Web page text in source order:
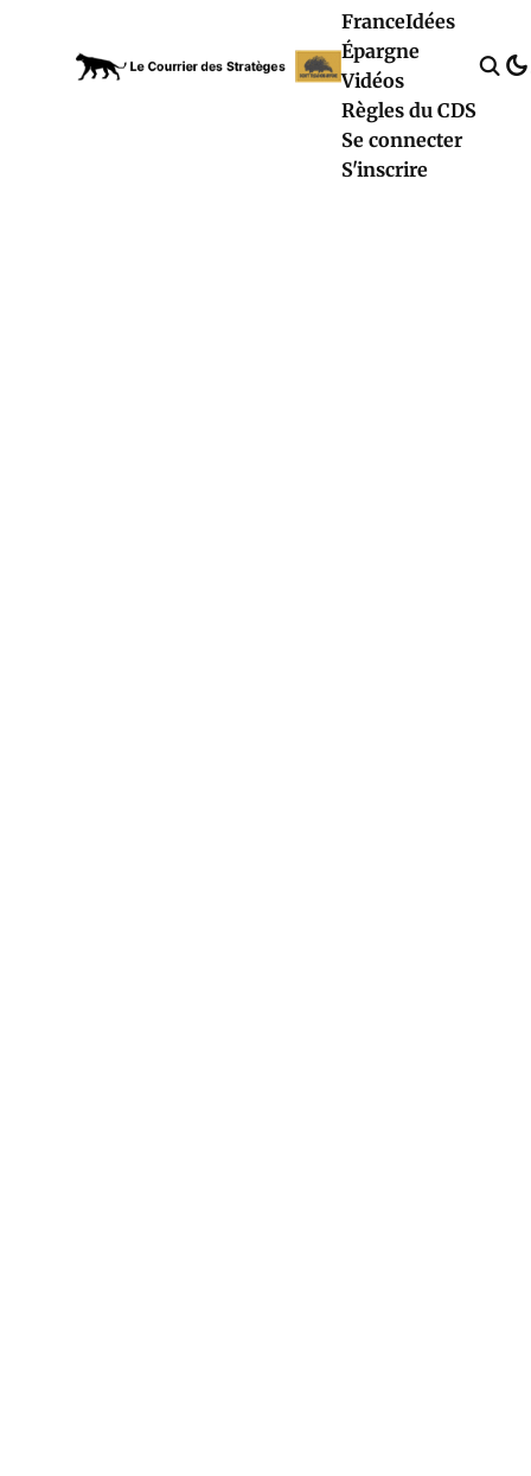
FranceIdées
Épargne
Vidéos
Règles du CDS
Se connecter
S'inscrire